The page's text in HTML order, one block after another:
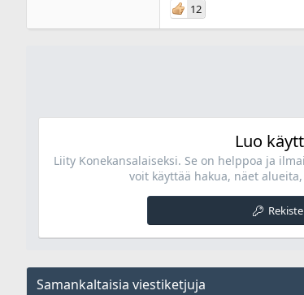
12
Luo
Liity Konekansalaiseksi. Se on helppoa ja
voit käyttää hakua, näet
Samankaltaisia viestiketjuja